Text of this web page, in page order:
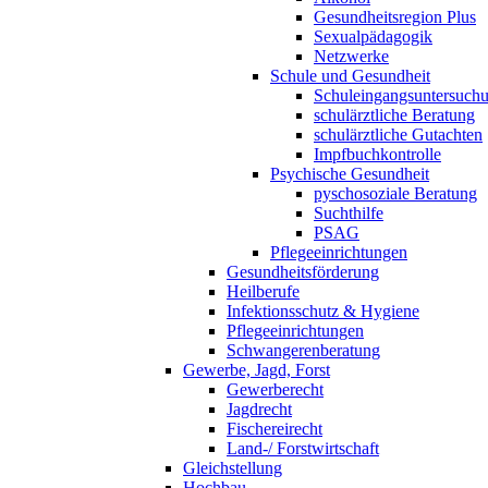
Gesundheitsregion Plus
Sexualpädagogik
Netzwerke
Schule und Gesundheit
schulärztliche Beratung
schulärztliche Gutachten
Impfbuchkontrolle
Psychische Gesundheit
pyschosoziale Beratung
Suchthilfe
PSAG
Pflegeeinrichtungen
Gesundheitsförderung
Heilberufe
Infektionsschutz & Hygiene
Pflegeeinrichtungen
Schwangerenberatung
Gewerbe, Jagd, Forst
Gewerberecht
Jagdrecht
Fischereirecht
Land-/ Forstwirtschaft
Gleichstellung